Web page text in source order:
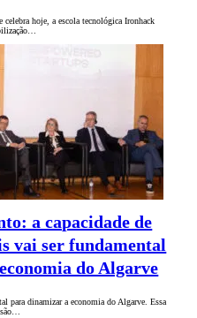
hoje, a escola tecnológica Ironhack
a capacidade de
vai ser fundamental
do Algarve
para dinamizar a economia do Algarve. Essa